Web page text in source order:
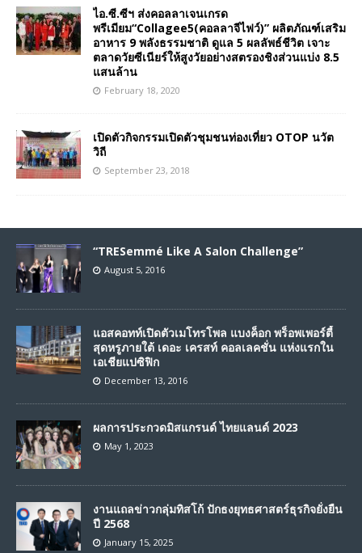
ไอ.ซี.ซีฯ ส่งคอลลาเจนเกรด
พรีเมียม“Collagee5(คอลลาจีไฟว์)” ผลิตภัณฑ์เสริม
อาหาร 9 พลังธรรมชาติ ดูแล 5 ผลลัพธ์ชีวิต เจาะ
ตลาดวัยซีเนียร์ให้สูงวัยอย่างสตรองชิงส่วนแบ่ง 8.5
แสนล้าน
February 18, 2020
เปิดตัวกิจกรรมเปิดตัวชุมชนท่องเที่ยว OTOP นวัต
วิถี
September 23, 2018
“TRESemmé Like A Salon Challenge”
August 5, 2016
แอสคอทท์เปิดตัวเมโทรโพล แบงค็อก พร็อพเพอร์ตี้
สุดหรูภายใต้ เดอะ เครสท์ คอลเลคชั่น แห่งแรกใน
เอเชียแปซิฟิก
December 13, 2016
ผลการประกวดมิสแกรนด์ ไทยแลนด์ 2023
May 1, 2023
งานแถลข่าวกลุ่มทิสโก้ ปักธงยุทธศาสตร์ธุรกิจยั่งยืน
ปี 2568
January 15, 2025